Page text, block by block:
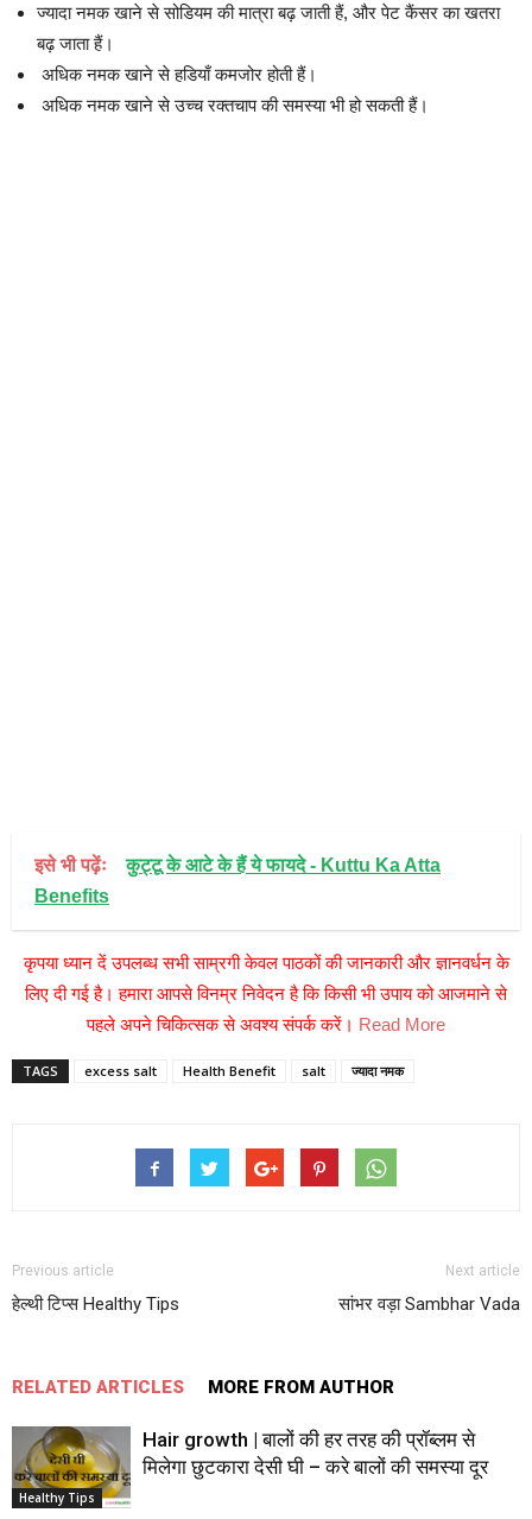
ज्यादा नमक खाने से सोडियम की मात्रा बढ़ जाती हैं, और पेट कैंसर का खतरा
बढ़ जाता हैं।
अधिक नमक खाने से हडियाँ कमजोर होती हैं।
अधिक नमक खाने से उच्च रक्तचाप की समस्या भी हो सकती हैं।
इसे भी पढ़ेंः
कुट्टू के आटे के हैं ये फायदे - Kuttu Ka Atta
Benefits
कृपया ध्यान दें उपलब्ध सभी साम्रगी केवल पाठकों की जानकारी और ज्ञानवर्धन के
लिए दी गई है। हमारा आपसे विनम्र निवेदन है कि किसी भी उपाय को आजमाने से
पहले अपने चिकित्सक से अवश्य संपर्क करें। Read More
TAGS excess salt Health Benefit salt ज्यादा नमक
Previous article
हेल्थी टिप्स Healthy Tips
Next article
सांभर वड़ा Sambhar Vada
RELATED ARTICLES MORE FROM AUTHOR
Healthy Tips
Hair growth | बालों की हर तरह की प्रॉब्लम से
मिलेगा छुटकारा देसी घी – करे बालों की समस्या दूर